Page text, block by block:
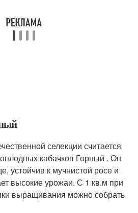
селекции считается
кабачков Горный . Он
устойчив к мучнистой росе и
высокие урожаи. С 1 кв.м при
выращивания можно собрать